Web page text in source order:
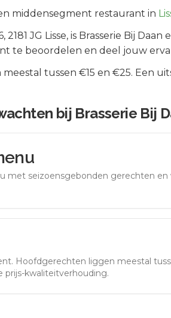
middensegment restaurant in
, 2181 JG Lisse, is Brasserie Bij Daan
te beoordelen en deel jouw
tussen €15 en €25. Een
bij Brasserie Bij
met seizoensgebonden gerechten en
. Hoofdgerechten liggen meestal
prijs-kwaliteitverhouding.